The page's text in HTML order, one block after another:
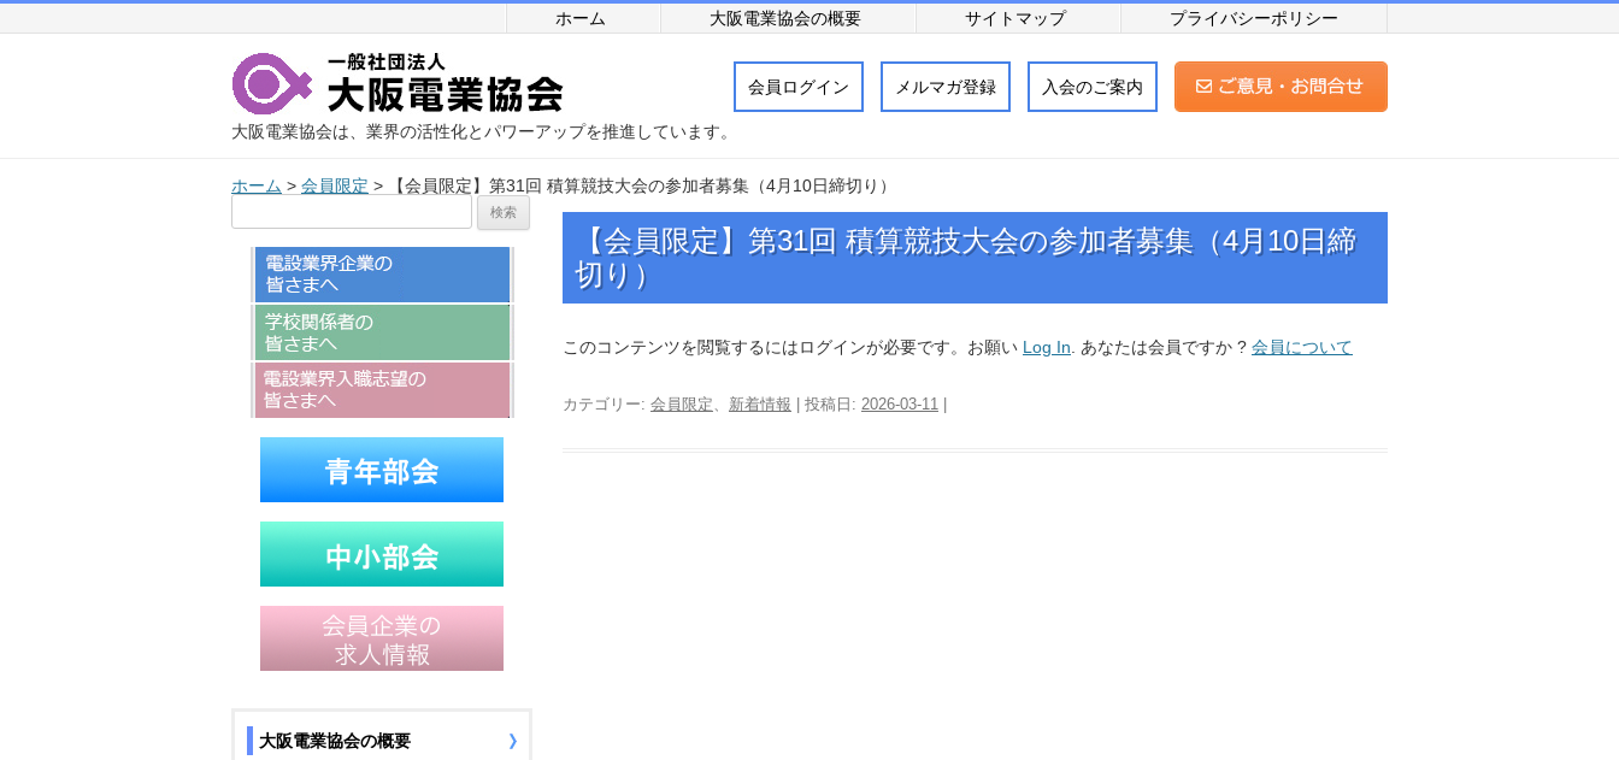
ホーム 大阪電業協会の概要 サイトマップ プライバシーポリシー
大阪電業協会は、業界の活性化とパワーアップを推進しています。
会員ログイン メルマガ登録 入会のご案内
ホーム > 会員限定 > 【会員限定】第31回 積算競技大会の参加者募集（4月10日締切り）
【会員限定】第31回 積算競技大会の参加者募集（4月10日締
切り）
このコンテンツを閲覧するにはログインが必要です。お願い Log In . あなたは会員ですか ? 会員について
カテゴリー: 会員限定、 新着情報 | 投稿日: 2026-03-11
大阪電業協会の概要